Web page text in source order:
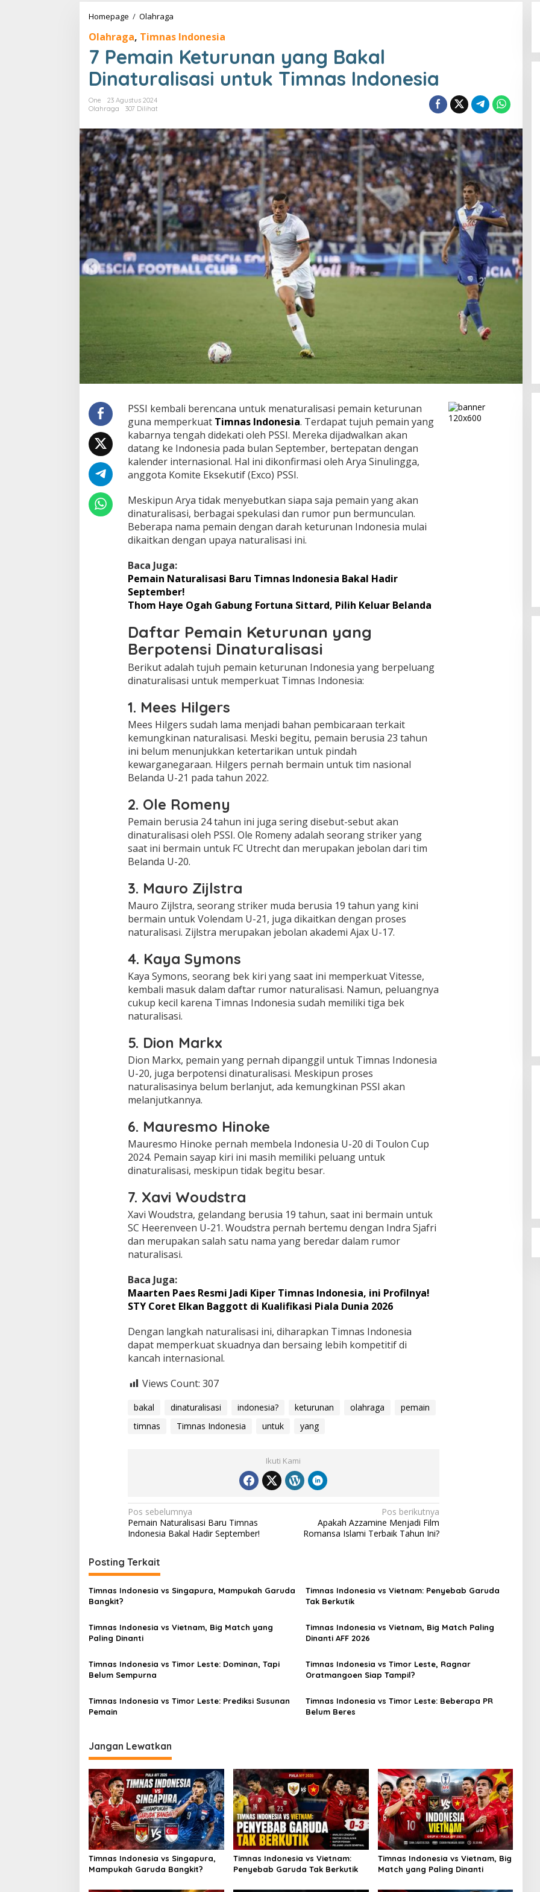
Homepage / Olahraga
Keturunan
yang
Bakal
Dinaturalisasi
untuk
Olahraga, Timnas Indonesia
7 Pemain Keturunan yang Bakal
Dinaturalisasi untuk Timnas Indonesia
One
23 Agustus 2024
Olahraga
307 Dilihat
PSSI kembali berencana untuk menaturalisasi pemain keturunan
guna memperkuat Timnas Indonesia. Terdapat tujuh pemain yang
kabarnya tengah didekati oleh PSSI. Mereka dijadwalkan akan
datang ke Indonesia pada bulan September, bertepatan dengan
kalender internasional. Hal ini dikonfirmasi oleh Arya Sinulingga,
anggota Komite Eksekutif (Exco) PSSI.
Meskipun Arya tidak menyebutkan siapa saja pemain yang akan
dinaturalisasi, berbagai spekulasi dan rumor pun bermunculan.
Beberapa nama pemain dengan darah keturunan Indonesia mulai
dikaitkan dengan upaya naturalisasi ini.
Baca Juga:
Pemain Naturalisasi Baru Timnas Indonesia Bakal Hadir
September!
Thom Haye Ogah Gabung Fortuna Sittard, Pilih Keluar Belanda
Daftar Pemain Keturunan yang
Berpotensi Dinaturalisasi
Berikut adalah tujuh pemain keturunan Indonesia yang berpeluang
dinaturalisasi untuk memperkuat Timnas Indonesia:
1. Mees Hilgers
Mees Hilgers sudah lama menjadi bahan pembicaraan terkait
kemungkinan naturalisasi. Meski begitu, pemain berusia 23 tahun
ini belum menunjukkan ketertarikan untuk pindah
kewarganegaraan. Hilgers pernah bermain untuk tim nasional
Belanda U-21 pada tahun 2022.
2. Ole Romeny
Pemain berusia 24 tahun ini juga sering disebut-sebut akan
dinaturalisasi oleh PSSI. Ole Romeny adalah seorang striker yang
saat ini bermain untuk FC Utrecht dan merupakan jebolan dari tim
Belanda U-20.
3. Mauro Zijlstra
Mauro Zijlstra, seorang striker muda berusia 19 tahun yang kini
bermain untuk Volendam U-21, juga dikaitkan dengan proses
naturalisasi. Zijlstra merupakan jebolan akademi Ajax U-17.
4. Kaya Symons
Kaya Symons, seorang bek kiri yang saat ini memperkuat Vitesse,
kembali masuk dalam daftar rumor naturalisasi. Namun, peluangnya
cukup kecil karena Timnas Indonesia sudah memiliki tiga bek
naturalisasi.
5. Dion Markx
Dion Markx, pemain yang pernah dipanggil untuk Timnas Indonesia
U-20, juga berpotensi dinaturalisasi. Meskipun proses
naturalisasinya belum berlanjut, ada kemungkinan PSSI akan
melanjutkannya.
6. Mauresmo Hinoke
Mauresmo Hinoke pernah membela Indonesia U-20 di Toulon Cup
2024. Pemain sayap kiri ini masih memiliki peluang untuk
dinaturalisasi, meskipun tidak begitu besar.
7. Xavi Woudstra
Xavi Woudstra, gelandang berusia 19 tahun, saat ini bermain untuk
SC Heerenveen U-21. Woudstra pernah bertemu dengan Indra Sjafri
dan merupakan salah satu nama yang beredar dalam rumor
naturalisasi.
Baca Juga:
Maarten Paes Resmi Jadi Kiper Timnas Indonesia, ini Profilnya!
STY Coret Elkan Baggott di Kualifikasi Piala Dunia 2026
Dengan langkah naturalisasi ini, diharapkan Timnas Indonesia
dapat memperkuat skuadnya dan bersaing lebih kompetitif di
kancah internasional.
Views Count: 307
bakal dinaturalisasi indonesia? keturunan olahraga
pemain
timnas
Timnas Indonesia untuk yang
Ikuti Kami
Navigasi
pos
Pos sebelumnya
Pemain Naturalisasi Baru Timnas
Indonesia Bakal Hadir September!
Pos berikutnya
Apakah Azzamine Menjadi Film
Romansa Islami Terbaik Tahun Ini?
Posting Terkait
Timnas Indonesia vs Singapura, Mampukah Garuda
Bangkit?
Timnas Indonesia vs Vietnam: Penyebab Garuda
Tak Berkutik
Timnas Indonesia vs Vietnam, Big Match yang
Paling Dinanti
Timnas Indonesia vs Vietnam, Big Match Paling
Dinanti AFF 2026
Timnas Indonesia vs Timor Leste: Dominan, Tapi
Belum Sempurna
Timnas Indonesia vs Timor Leste, Ragnar
Oratmangoen Siap Tampil?
Timnas Indonesia vs Timor Leste: Prediksi Susunan
Pemain
Timnas Indonesia vs Timor Leste: Beberapa PR
Belum Beres
Jangan Lewatkan
Timnas Indonesia vs Singapura,
Mampukah Garuda Bangkit?
Timnas Indonesia vs Vietnam:
Penyebab Garuda Tak Berkutik
Timnas Indonesia vs Vietnam, Big
Match yang Paling Dinanti
Sudaryono Resmi Pimpin BGN, Ini